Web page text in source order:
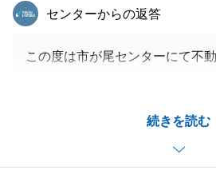
続きを読む
東急リバブル
センターからの返答
この度は市が尾センターにて不
売買仲介のみならず、関連する
してもご満足いただけたとのこ
す。